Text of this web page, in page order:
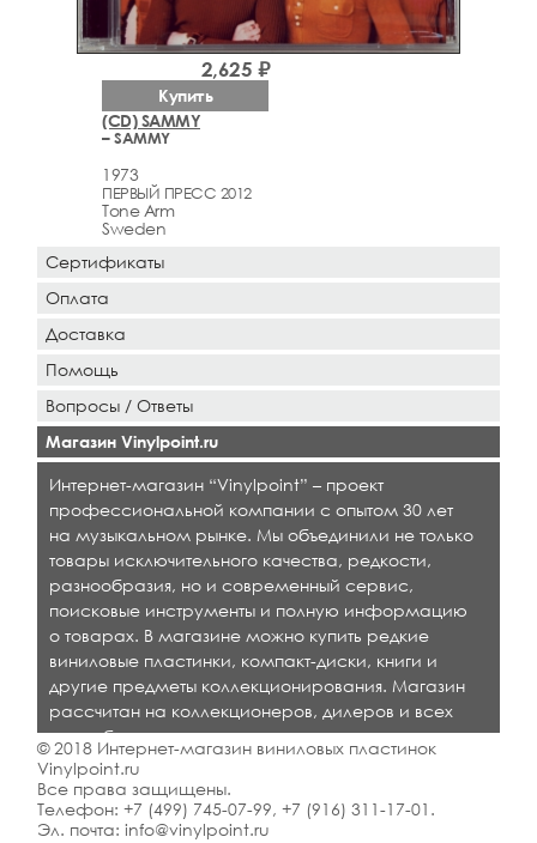
(CD) SAMMY
– SAMMY
1973
ПЕРВЫЙ ПРЕСС 2012
Tone Arm
Sweden
2,625 ₽
Купить
Сертификаты
Оплата
Доставка
Помощь
Вопросы / Ответы
Магазин Vinylpoint.ru
Интернет-магазин “Vinylpoint” – проект
профессиональной компании с опытом 30 лет
на музыкальном рынке. Мы объединили не только
товары исключительного качества, редкости,
разнообразия, но и современный сервис,
поисковые инструменты и полную информацию
о товарах. В магазине можно купить редкие
виниловые пластинки, компакт-диски, книги и
другие предметы коллекционирования. Магазин
рассчитан на коллекционеров, дилеров и всех
кто любит качественную музыку.
© 2018 Интернет-магазин виниловых пластинок
Vinylpoint.ru
Все права защищены.
Телефон: +7 (499) 745-07-99, +7 (916) 311-17-01 .
Эл. почта: info@vinylpoint.ru